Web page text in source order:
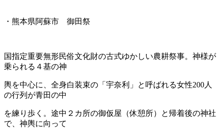
・熊本県阿蘇市 御田祭
国指定重要無形民俗文化財の古式ゆかしい農耕祭事。神様が
乗られる４基の神
輿を中心に、全身白装束の「宇奈利」と呼ばれる女性200人
の行列が青田の中
を練り歩く。途中２カ所の御仮屋（休憩所）と帰着後の神社
で、神輿に向って